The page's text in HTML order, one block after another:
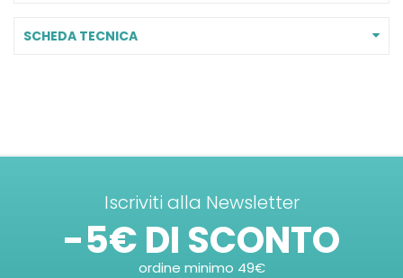
SCHEDA TECNICA
Iscriviti alla Newsletter
-5€ DI SCONTO
ordine minimo 49€